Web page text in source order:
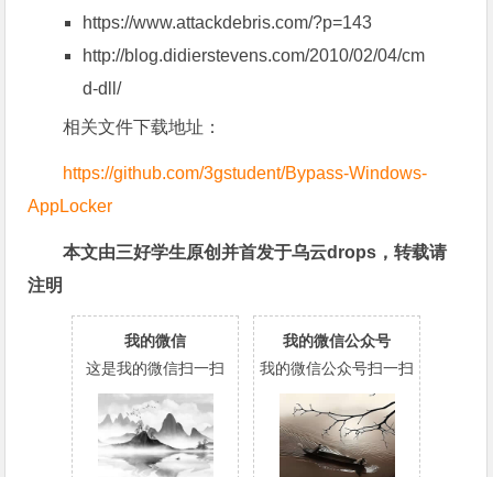
https://www.attackdebris.com/?p=143
http://blog.didierstevens.com/2010/02/04/cm
d-dll/
相关文件下载地址：
https://github.com/3gstudent/Bypass-Windows-
AppLocker
本文由三好学生原创并首发于乌云drops，转载请
注明
我的微信
这是我的微信扫一扫
我的微信公众号
我的微信公众号扫一扫